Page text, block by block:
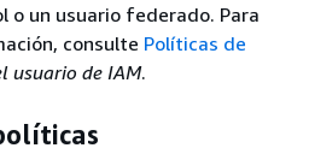
o un usuario federado. Para
consulte Políticas de
usuario de IAM.